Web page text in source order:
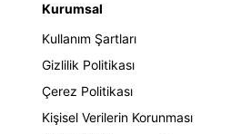
Kurumsal
Kullanım Şartları
Gizlilik Politikası
Çerez Politikası
Kişisel Verilerin Korunması